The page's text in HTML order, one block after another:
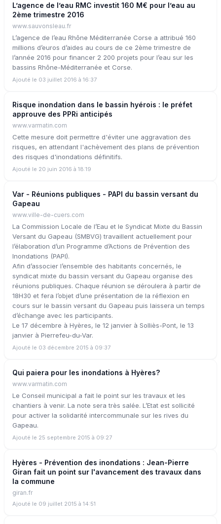
L’agence de l’eau RMC investit 160 M€ pour l’eau au
2ème trimestre 2016
www.sauvonsleau.fr
L’agence de l’eau Rhône Méditerranée Corse a attribué 160
millions d’euros d’aides au cours de ce 2ème trimestre de
l’année 2016 pour financer 2 200 projets pour l’eau sur les
bassins Rhône-Méditerranée et Corse.
Ajouté le 03 juillet 2016 à 16:37
Risque inondation dans le bassin hyérois : le préfet
approuve des PPRi anticipés
www.varmatin.com
Cette mesure doit permettre d'éviter une aggravation des
risques, en attendant l'achèvement des plans de prévention
des risques d'inondations définitifs.
Ajouté le 20 juin 2016 à 18:19
Var - Réunions publiques - PAPI du bassin versant du
Gapeau
www.ville-de-cuers.com
La Commission Locale de l’Eau et le Syndicat Mixte du Bassin
Versant du Gapeau (SMBVG) travaillent actuellement pour
l’élaboration d’un Programme d’Actions de Prévention des
Inondations (PAPI).
Afin d’associer l’ensemble des habitants concernés, le
syndicat mixte du bassin versant du Gapeau organise des
réunions publiques. Chaque réunion se déroulera à partir de
18H30 et fera l’objet d’une présentation de la réflexion en
cours sur le bassin versant du Gapeau puis laissera un temps
d’échange avec les participants.
Le 17 décembre à Hyères, le 12 janvier à Solliès-Pont, le 13
janvier à Pierrefeu-du-Var.
Ajouté le 03 décembre 2015 à 09:37
Qui paiera pour les inondations à Hyères?
www.varmatin.com
Le Conseil municipal a fait le point sur les travaux et les
chantiers à venir. La note sera très salée. L’Etat est sollicité
pour activer la solidarité intercommunale sur les rives du
Gapeau.
Ajouté le 25 septembre 2015 à 09:27
Hyères - Prévention des inondations : Jean-Pierre
Giran fait un point sur l'avancement des travaux dans
la commune
giran.fr
Ajouté le 09 juillet 2015 à 14:51